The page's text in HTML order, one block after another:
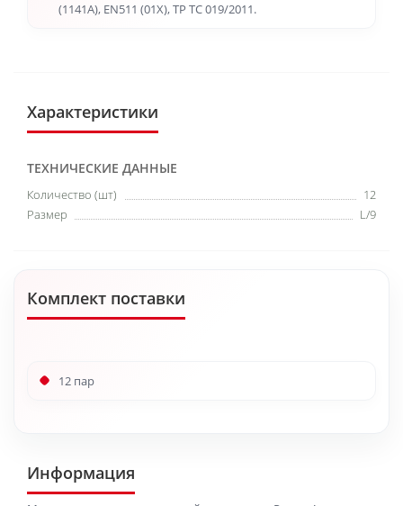
(1141A), EN511 (01X), ТР ТС 019/2011.
Характеристики
ТЕХНИЧЕСКИЕ ДАННЫЕ
Количество (шт)
12
Размер
L/9
Комплект поставки
12 пар
Информация